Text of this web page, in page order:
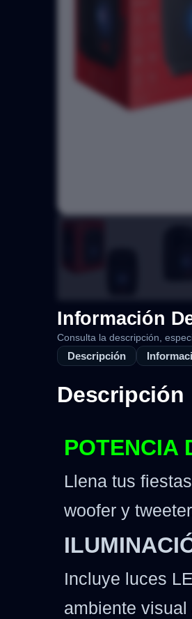
Información
Consulta la descripción,
Descripción
Descripción
POTENCIA
Llena tus
woofer y
Incluye luces
ambiente